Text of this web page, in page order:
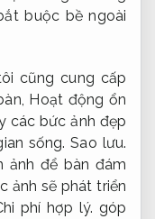
buộc bề ngoài
cũng cung cấp
Hoạt động ổn
các bức ảnh đẹp
sống.Sao lưu.
ảnh để bàn đám
ảnh sẽ phát triển
phí hợp lý. góp